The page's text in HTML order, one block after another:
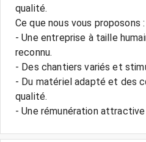
qualité.
Ce que nous vous proposons :
- Une entreprise à taille
reconnu.
- Des chantiers variés et
- Du matériel adapté et des
qualité.
- Une rémunération